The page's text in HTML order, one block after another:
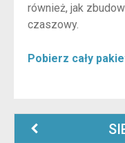
również, jak
czaszowy.
Pobierz cały